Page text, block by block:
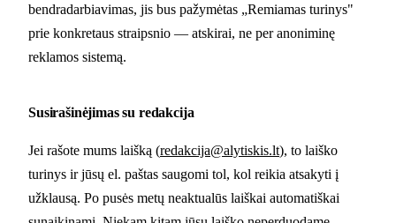
bendradarbiavimas, jis bus pažymėtas „Remiamas turinys"
prie konkretaus straipsnio — atskirai, ne per anoniminę
reklamos sistemą.
Susirašinėjimas su redakcija
Jei rašote mums laišką (redakcija@alytiskis.lt), to laiško
turinys ir jūsų el. paštas saugomi tol, kol reikia atsakyti į
užklausą. Po pusės metų neaktualūs laiškai automatiškai